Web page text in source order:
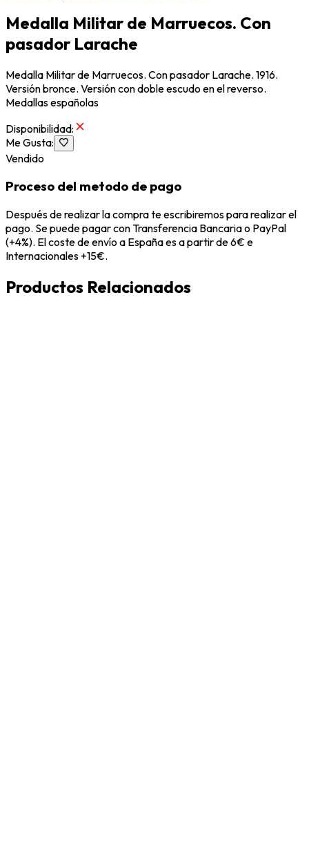
Medalla Militar de Marruecos. Con
pasador Larache
Medalla Militar de Marruecos. Con pasador Larache. 1916.
Versión bronce. Versión con doble escudo en el reverso.
Medallas españolas
Disponibilidad:
Me Gusta:
Vendido
Proceso del metodo de pago
Después de realizar la compra te escribiremos para realizar el
pago. Se puede pagar con Transferencia Bancaria o PayPal
(+4%). El coste de envío a España es a partir de 6€ e
Internacionales +15€.
Productos Relacionados